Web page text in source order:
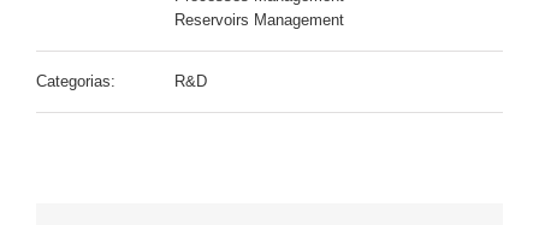
Reservoirs Management
Categorias: R&D